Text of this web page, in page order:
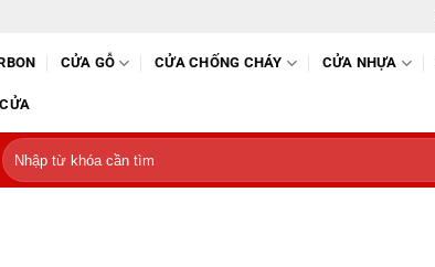
CỬA GỖ CỬA CHỐNG CHÁY CỬA NHỰA
Tìm
kiếm: